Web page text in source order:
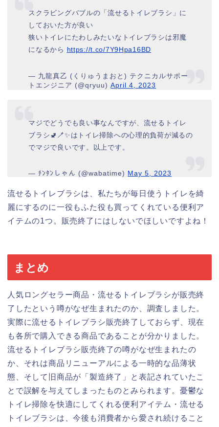
スクラビングバブルの「流せるトイレブラシ」に
しておいた方が良い
狭いトイレにたわしみたいなトイレブラシは邪魔
になるから https://t.co/7Y9Hpa16BD
— 九龍真乙 (くりゅうまおと) テクニカルサポー
トエンジニア (@qryuu)April 4, 2023
マジでどうでも良い事なんですが、流せるトイレ
ブラシ🚽🪥✨はトイレ掃除への心理的負荷が減るの
でマジで良いです。以上です。
— ﾁﾝﾀﾝしゃん (@wabatime) May 5, 2023
流せるトイレブラシは、私たちが毎日使うトイレを綺
麗にするのに一役もふた役も買ってくれている便利ア
イテムの1つ。販売終了にはしないでほしいですよね！
まとめ
人気ロングセラー商品・流せるトイレブラシが販売終
了したという噂がなぜ生まれたのか、調査しました。
実際に流せるトイレブラシ販売終了しておらず、現在
も各所で購入できる商品であることが分かりました。
流せるトイレブラシ販売終了の噂がなぜ生まれたの
か、それは商品リニューアルによる一時的な品薄状
態、そして旧商品が「製造終了」と表記されていたこ
とで誤解を与えてしまったものとみられます。憂鬱な
トイレ掃除を快適にしてくれる便利アイテム・流せる
トイレブラシは、今後も消費者から愛され続けること